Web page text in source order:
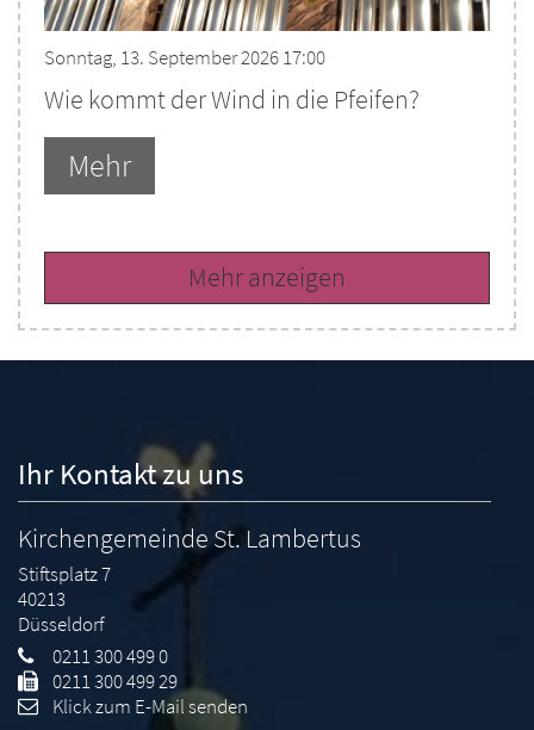
Sonntag, 13. September 2026 17:00
Wie kommt der Wind in die Pfeifen?
Mehr
Mehr anzeigen
Ihr Kontakt zu uns
Kirchengemeinde St. Lambertus
Stiftsplatz 7
40213
Düsseldorf
0211 300 499 0
0211 300 499 29
Klick zum E-Mail senden